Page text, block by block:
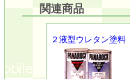
関連商品
２液型ウレタン塗料